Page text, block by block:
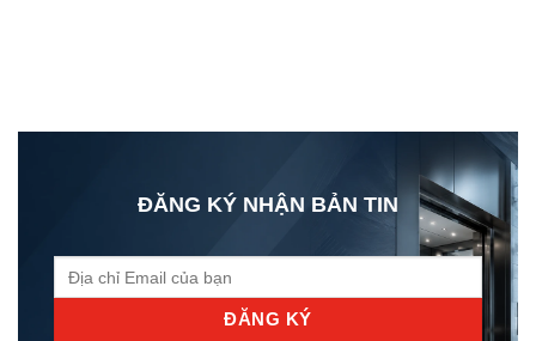
ĐĂNG KÝ NHẬN BẢN TIN